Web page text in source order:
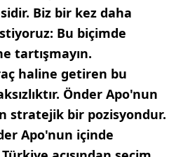
Biz bir kez daha
Bu biçimde
tartışmayın.
haline getiren bu
Önder Apo'nun
stratejik bir pozisyondur.
Apo'nun içinde